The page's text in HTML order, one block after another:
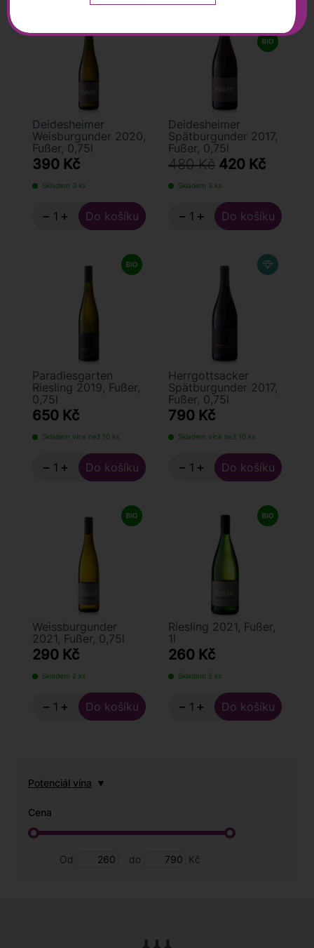
Deidesheimer
Weisburgunder 2020,
Fußer, 0,75l
390 Kč
Skladem 3 ks
− +
Deidesheimer
Spätburgunder 2017,
Fußer, 0,75l
480 Kč 420 Kč
Skladem 3 ks
− +
Paradiesgarten
Riesling 2019, Fußer,
0,75l
650 Kč
Skladem více než 10 ks
− +
Herrgottsacker
Spätburgunder 2017,
Fußer, 0,75l
790 Kč
Skladem více než 10 ks
− +
Weissburgunder
2021, Fußer, 0,75l
290 Kč
Skladem 2 ks
− +
Riesling 2021, Fußer,
1l
260 Kč
Skladem 5 ks
− +
Potenciál vína
Cena
Od do Kč